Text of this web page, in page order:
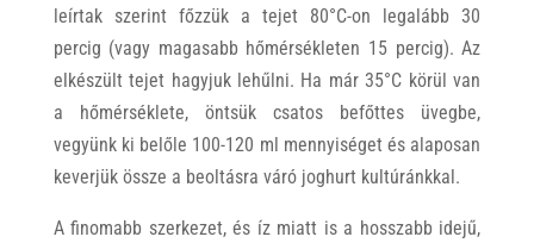
leírtak szerint főzzük a tejet 80°C-on legalább 30
percig (vagy magasabb hőmérsékleten 15 percig). Az
elkészült tejet hagyjuk lehűlni. Ha már 35°C körül van
a hőmérséklete, öntsük csatos befőttes üvegbe,
vegyünk ki belőle 100-120 ml mennyiséget és alaposan
keverjük össze a beoltásra váró joghurt kultúránkkal.
A finomabb szerkezet, és íz miatt is a hosszabb idejű,